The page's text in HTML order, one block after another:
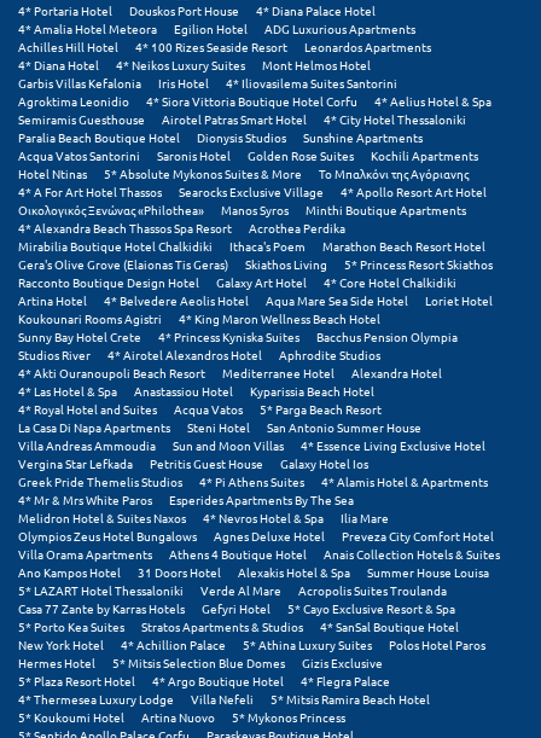
Νέα Μάκρη
Νέα Στύρα Εύβοιας
Νέοι Πόροι Πιερίας
Ξ
Ξυλόκαστρο
Ο
Ορεινή Αρκαδία
Ορεινή Ναυπακτία
Π
Πάλαιρος
Παξοί
Παραλία Κατερίνης
Παραλία Λιτοχώρου
Παράλιο Άστρος
Πάργα
4* Portaria Hotel
Douskos Port House
4* Diana Palace Hotel
4* Amalia Hotel Meteora
Egilion Hotel
ADG Luxurious Apartments
Achilles Hill Hotel
4* 100 Rizes Seaside Resort
Leonardos Apartments
4* Diana Hotel
4* Neikos Luxury Suites
Mont Helmos Hotel
Garbis Villas Kefalonia
Iris Hotel
4* Iliovasilema Suites Santorini
Agroktima Leonidio
4* Siora Vittoria Boutique Hotel Corfu
4* Aelius Hotel & Spa
Semiramis Guesthouse
Airotel Patras Smart Hotel
4* City Hotel Thessaloniki
Paralia Beach Boutique Hotel
Dionysis Studios
Sunshine Apartments
Acqua Vatos Santorini
Saronis Hotel Golden Rose Suites
Kochili Apartments
Hotel Ntinas
5* Absolute Mykonos Suites & More
Το Μπαλκόνι της Αγόριανης
4* A For Art Hotel Thassos
Searocks Exclusive Village
4* Apollo Resort Art Hotel
Οικολογικός Ξενώνας «Philothea»
Manos Syros
Minthi Boutique Apartments
4* Alexandra Beach Thassos Spa Resort
Acrothea Perdika
Mirabilia Boutique Hotel Chalkidiki
Ithaca's Poem
Marathon Beach Resort Hotel
Gera's Olive Grove (Elaionas Tis Geras)
Skiathos Living
5* Princess Resort Skiathos
Racconto Boutique Design Hotel
Galaxy Art Hotel
4* Core Hotel Chalkidiki
Artina Hotel
4* Belvedere Aeolis Hotel Aqua Mare Sea Side Hotel
Loriet Hotel
Koukounari Rooms Agistri
4* King Maron Wellness Beach Hotel
Sunny Bay Hotel Crete
4* Princess Kyniska Suites
Bacchus Pension Olympia
Studios River
4* Airotel Alexandros Hotel
Aphrodite Studios
4* Akti Ouranoupoli Beach Resort
Mediterranee Hotel
Alexandra Hotel
4* Las Hotel & Spa
Anastassiou Hotel
Kyparissia Beach Hotel
4* Royal Hotel and Suites
Acqua Vatos
5* Parga Beach Resort
La Casa Di Napa Apartments
Steni Hotel
San Antonio Summer House
Villa Andreas Ammoudia
Sun and Moon Villas
4* Essence Living Exclusive Hotel
Vergina Star Lefkada
Petritis Guest House
Galaxy Hotel Ios
Greek Pride Themelis Studios
4* Pi Athens Suites
4* Alamis Hotel & Apartments
4* Mr & Mrs White Paros
Esperides Apartments By The Sea
Melidron Hotel & Suites Naxos
4* Nevros Hotel & Spa
Ilia Mare
Olympios Zeus Hotel Bungalows
Agnes Deluxe Hotel
Preveza City Comfort Hotel
Villa Orama Apartments
Athens 4 Boutique Hotel
Anais Collection Hotels & Suites
Ano Kampos Hotel
31 Doors Hotel Alexakis Hotel & Spa
Summer House Louisa
5* LAZART Hotel Thessaloniki
Verde Al Mare
Acropolis Suites Troulanda
Casa 77 Zante by Karras Hotels
Gefyri Hotel
5* Cayo Exclusive Resort & Spa
5* Porto Kea Suites
Stratos Apartments & Studios
4* SanSal Boutique Hotel
New York Hotel
4* Achillion Palace 5* Athina Luxury Suites
Polos Hotel Paros
Hermes Hotel
5* Mitsis Selection Blue Domes
Gizis Exclusive
5* Plaza Resort Hotel
4* Argo Boutique Hotel
4* Flegra Palace
4* Thermesea Luxury Lodge
Villa Nefeli
5* Mitsis Ramira Beach Hotel
5* Koukoumi Hotel
Artina Nuovo
5* Mykonos Princess